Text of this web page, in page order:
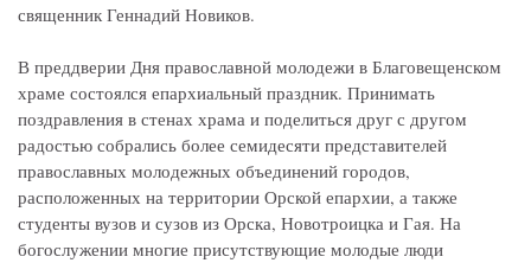
священник Геннадий Новиков.
В преддверии Дня православной молодежи в Благовещенском
храме состоялся епархиальный праздник. Принимать
поздравления в стенах храма и поделиться друг с другом
радостью собрались более семидесяти представителей
православных молодежных объединений городов,
расположенных на территории Орской епархии, а также
студенты вузов и сузов из Орска, Новотроицка и Гая. На
богослужении многие присутствующие молодые люди